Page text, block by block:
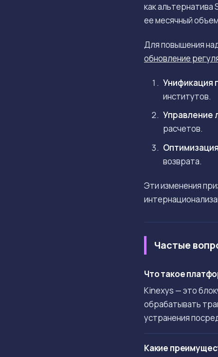
как
ее месячный
Для повышения
обновление
Унификация
институтов.
Управление
расчетов.
возврата.
Эти изменения
Частые
Что такое
Kinexys — это
обрабатывать
устранения
Какие